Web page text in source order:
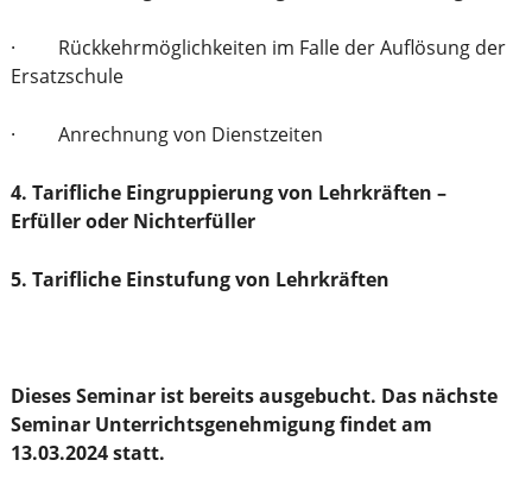
· Rückkehrmöglichkeiten im Falle der Auflösung der
Ersatzschule
· Anrechnung von Dienstzeiten
4. Tarifliche Eingruppierung von Lehrkräften –
Erfüller oder Nichterfüller
5. Tarifliche Einstufung von Lehrkräften
Dieses Seminar ist bereits ausgebucht. Das nächste
Seminar Unterrichtsgenehmigung findet am
13.03.2024 statt.